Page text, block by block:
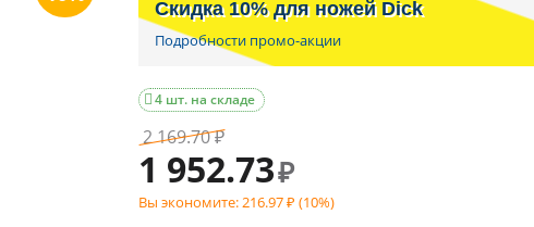
Скидка 10% для ножей Dick
Подробности промо-акции
4 шт. на складе

2 169.70 ₽
1 952.73₽
Вы экономите:216.97 ₽ (10%)